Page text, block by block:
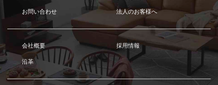
お問い合わせ 法人のお客様へ
会社概要 採用情報
沿革